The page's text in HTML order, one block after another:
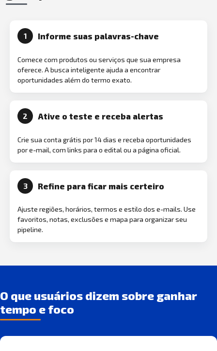
1 Informe suas palavras-chave
Comece com produtos ou serviços que sua empresa
oferece. A busca inteligente ajuda a encontrar
oportunidades além do termo exato.
2 Ative o teste e receba alertas
Crie sua conta grátis por 14 dias e receba oportunidades
por e-mail, com links para o edital ou a página oficial.
3 Refine para ficar mais certeiro
Ajuste regiões, horários, termos e estilo dos e-mails. Use
favoritos, notas, exclusões e mapa para organizar seu
pipeline.
O que usuários dizem sobre ganhar
tempo e foco